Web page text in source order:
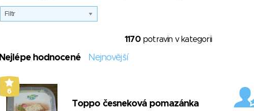
Filtr
1170potravin v kategorii
Nejlépe hodnocené Nejnovější
6
Toppo česneková pomazánka